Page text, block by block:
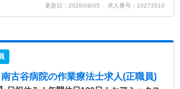
更新日：2026/08/05 求人番号：10273510
古谷病院の作業療法士求人(正職員)